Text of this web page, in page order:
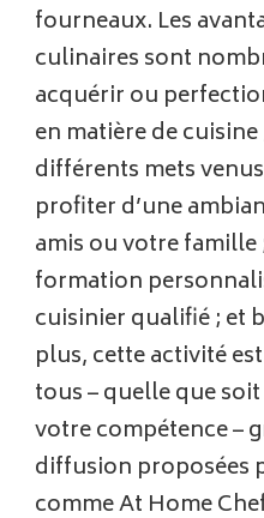
fourneaux. Les
culinaires sont
acquérir ou
en matière de
différents mets
profiter d’une
amis ou votre
formation
cuisinier qualifié ; et
plus, cette activité
tous – quelle que
votre compétence –
diffusion proposées
comme At Home